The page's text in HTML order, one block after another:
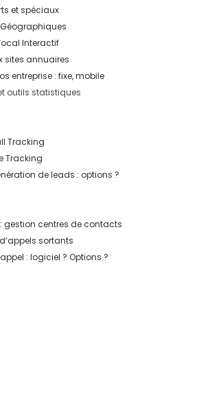
et spéciaux
Géographiques
Interactif
sites annuaires
entreprise : fixe, mobile
outils statistiques
Tracking
Tracking
de leads : options ?
gestion centres de contacts
sortants
: logiciel ? Options ?